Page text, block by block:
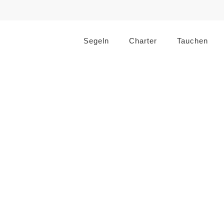
Segeln Charter Tauchen